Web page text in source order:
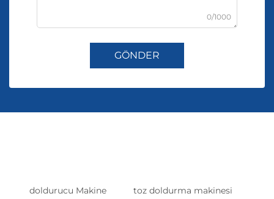
0/1000
GÖNDER
doldurucu Makine toz doldurma makinesi